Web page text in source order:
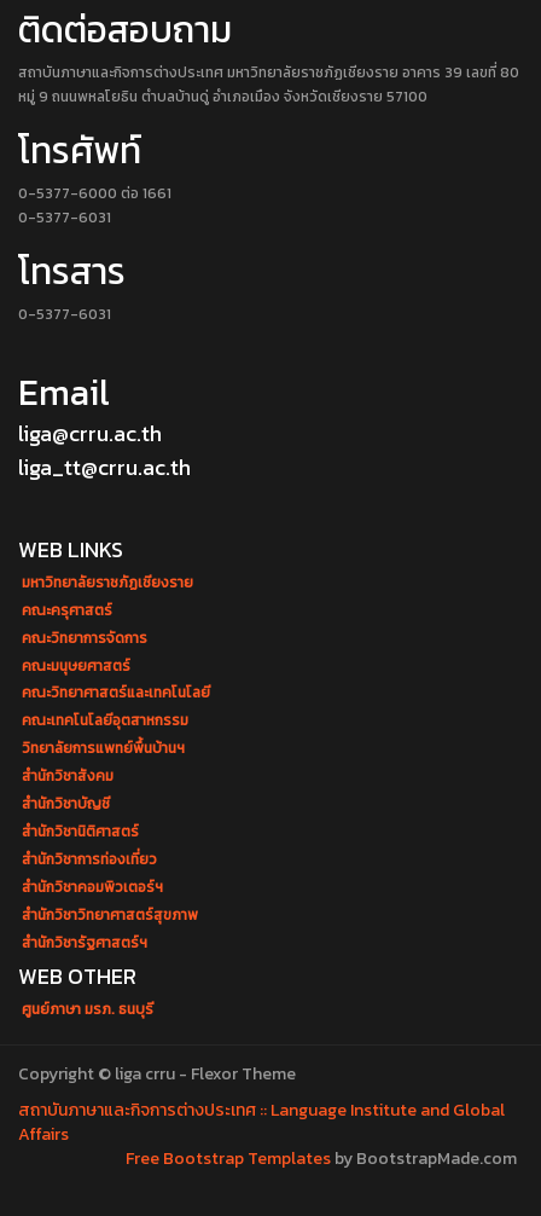
ติดต่อสอบถาม
สถาบันภาษาและกิจการต่างประเทศ มหาวิทยาลัยราชภัฏเชียงราย อาคาร 39 เลขที่ 80
หมู่ 9 ถนนพหลโยธิน ตำบลบ้านดู่ อำเภอเมือง จังหวัดเชียงราย 57100
โทรศัพท์
0-5377-6000 ต่อ 1661
0-5377-6031
โทรสาร
0-5377-6031
Email
liga@crru.ac.th
liga_tt@crru.ac.th
WEB LINKS
มหาวิทยาลัยราชภัฏเชียงราย
คณะครุศาสตร์
คณะวิทยาการจัดการ
คณะมนุษยศาสตร์
คณะวิทยาศาสตร์และเทคโนโลยี
คณะเทคโนโลยีอุตสาหกรรม
วิทยาลัยการแพทย์พื้นบ้านฯ
สำนักวิชาสังคม
สำนักวิชาบัญชี
สำนักวิชานิติศาสตร์
สำนักวิชาการท่องเที่ยว
สำนักวิชาคอมพิวเตอร์ฯ
สำนักวิชาวิทยาศาสตร์สุขภาพ
สำนักวิชารัฐศาสตร์ฯ
WEB OTHER
ศูนย์ภาษา มรภ. ธนบุรี
Copyright © liga crru - Flexor Theme
สถาบันภาษาและกิจการต่างประเทศ :: Language Institute and Global
Affairs
Free Bootstrap Templatesby BootstrapMade.com